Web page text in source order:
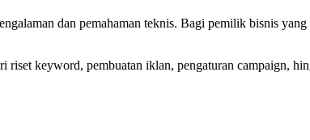
dan pemahaman teknis. Bagi pemilik bisnis
riset keyword, pembuatan iklan, pengaturan campaign,